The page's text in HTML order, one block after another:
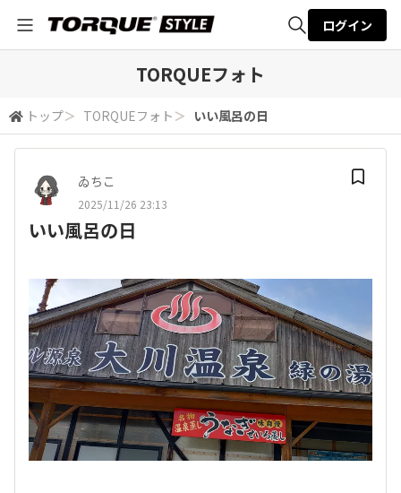
検索
ログイン
TORQUEフォト
トップ＞ TORQUEフォト ＞ いい風呂の日
ゐちこ
2025/11/26 23:13
いい風呂の日